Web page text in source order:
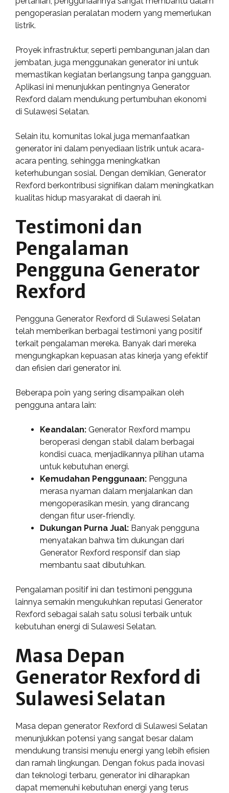
pengoperasian peralatan modern yang memerlukan
listrik.
Proyek infrastruktur, seperti pembangunan jalan dan
jembatan, juga menggunakan generator ini untuk
memastikan kegiatan berlangsung tanpa gangguan.
Aplikasi ini menunjukkan pentingnya Generator
Rexford dalam mendukung pertumbuhan ekonomi
di Sulawesi Selatan.
Selain itu, komunitas lokal juga memanfaatkan
generator ini dalam penyediaan listrik untuk acara-
acara penting, sehingga meningkatkan
keterhubungan sosial. Dengan demikian, Generator
Rexford berkontribusi signifikan dalam meningkatkan
kualitas hidup masyarakat di daerah ini.
Testimoni dan
Pengalaman
Pengguna Generator
Rexford
Pengguna Generator Rexford di Sulawesi Selatan
telah memberikan berbagai testimoni yang positif
terkait pengalaman mereka. Banyak dari mereka
mengungkapkan kepuasan atas kinerja yang efektif
dan efisien dari generator ini.
Beberapa poin yang sering disampaikan oleh
pengguna antara lain:
Keandalan: Generator Rexford mampu
beroperasi dengan stabil dalam berbagai
kondisi cuaca, menjadikannya pilihan utama
untuk kebutuhan energi.
Kemudahan Penggunaan: Pengguna
merasa nyaman dalam menjalankan dan
mengoperasikan mesin, yang dirancang
dengan fitur user-friendly.
Dukungan Purna Jual: Banyak pengguna
menyatakan bahwa tim dukungan dari
Generator Rexford responsif dan siap
membantu saat dibutuhkan.
Pengalaman positif ini dan testimoni pengguna
lainnya semakin mengukuhkan reputasi Generator
Rexford sebagai salah satu solusi terbaik untuk
kebutuhan energi di Sulawesi Selatan.
Masa Depan
Generator Rexford di
Sulawesi Selatan
Masa depan generator Rexford di Sulawesi Selatan
menunjukkan potensi yang sangat besar dalam
mendukung transisi menuju energi yang lebih efisien
dan ramah lingkungan. Dengan fokus pada inovasi
dan teknologi terbaru, generator ini diharapkan
dapat memenuhi kebutuhan energi yang terus